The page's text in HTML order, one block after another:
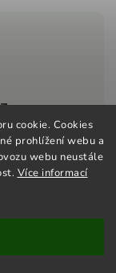
cookie. Cookies
prohlížení webu a
webu neustále
Více informací